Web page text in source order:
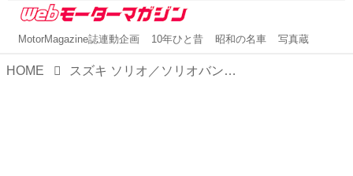
MotorMagazine誌連動企画 10年ひと昔 昭和の名車 写真蔵
HOME スズキ ソリオ／ソリオバンディット【1分で読める国産車解説／2023年現行モデル